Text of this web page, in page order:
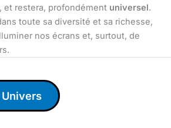
et restera, profondément universel.
toute sa diversité et sa richesse,
nos écrans et, surtout, de